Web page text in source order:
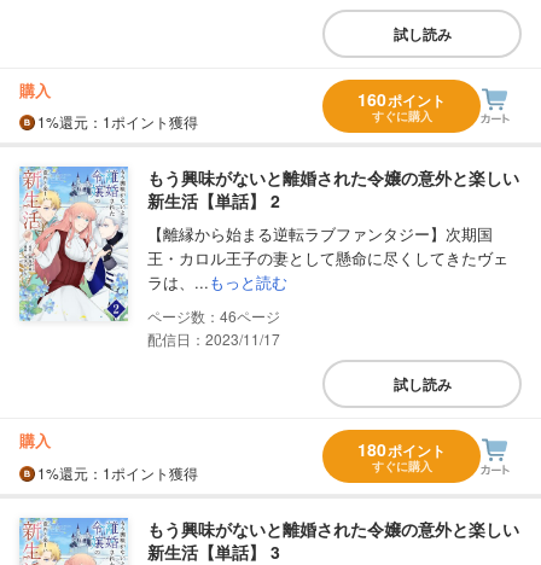
試し読み
購入
1%還元 ：1ポイント獲得
160ポイント
すぐに購入
もう興味がないと離婚された令嬢の意外と楽しい
新生活【単話】 2
【離縁から始まる逆転ラブファンタジー】次期国
王・カロル王子の妻として懸命に尽くしてきたヴェ
ラは、...もっと読む
46
配信日：2023/11/17
試し読み
購入
1%還元 ：1ポイント獲得
180ポイント
すぐに購入
もう興味がないと離婚された令嬢の意外と楽しい
新生活【単話】 3